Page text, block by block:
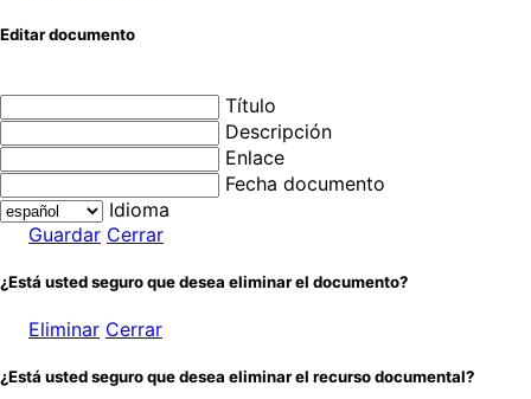
Editar documento
Título
Descripción
Enlace
Fecha documento
Idioma
Guardar Cerrar
¿Está usted seguro que desea eliminar el documento?
Eliminar Cerrar
¿Está usted seguro que desea eliminar el recurso documental?